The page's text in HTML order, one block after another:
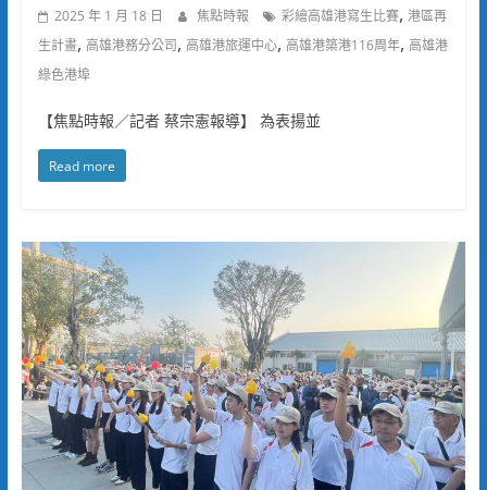
2025 年 1 月 18 日 焦點時報 彩繪高雄港寫生比賽, 港區再
生計畫, 高雄港務分公司, 高雄港旅運中心, 高雄港築港116周年, 高雄港
綠色港埠
【焦點時報／記者 蔡宗憲報導】 為表揚並
Read more